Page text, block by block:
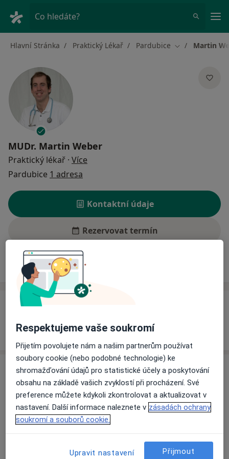
Co hledáte?
Hlavní Stránka Praktický Lékař Pardubice Změna města
Martin
MUDr. Martin Weber
Praktický lékař · Více
Pardubice 1 adresa
Kontaktní údaje
Rezervovat termín
Zkušenosti Ceník
Zkušenosti
Dospělí
Služby a ceník služeb
Běžný termín
Detaily
Respektujeme vaše soukromí
Přijetím povolujete nám a našim partnerům používat
soubory cookie (nebo podobné technologie) ke
shromažďování údajů pro statistické účely a poskytování
obsahu na základě vašich zvyklostí při procházení. Své
preference můžete kdykoli zkontrolovat a aktualizovat v
nastavení. Další informace naleznete v zásadách ochrany
soukromí a souborů cookie.
Upravit nastavení Přijmout